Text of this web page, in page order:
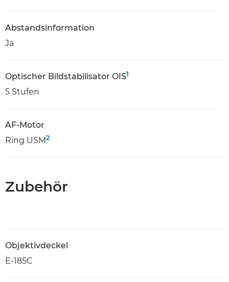
Abstandsinformation
Ja
Optischer Bildstabilisator OIS1
5 Stufen
AF-Motor
Ring USM2
Zubehör
Objektivdeckel
E-185C